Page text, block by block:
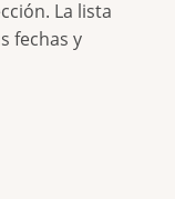
La lista
fechas y